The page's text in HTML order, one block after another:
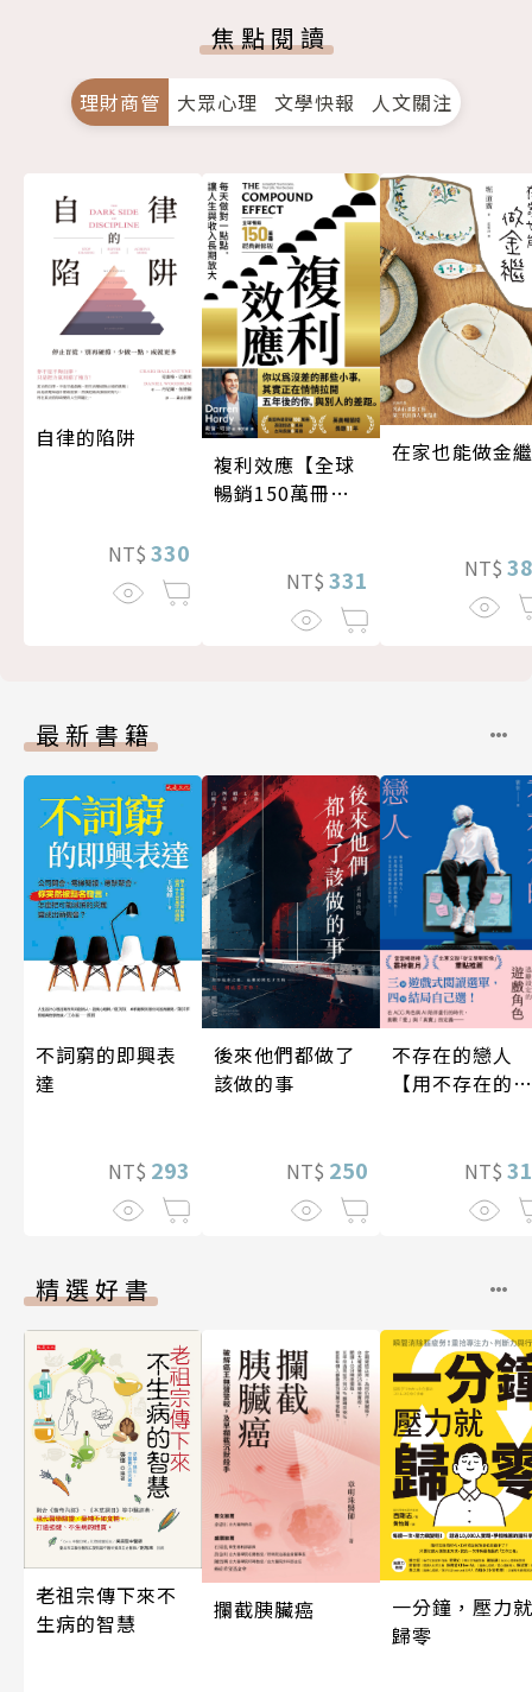
焦點閱讀
理財商管 大眾心理 文學快報 人文關注
自律的陷阱
NT$ 330
複利效應【全球
暢銷150萬冊・
NT$ 331
在家也能做金繼
NT$
最新書籍
不詞窮的即興表
達
NT$ 293
後來他們都做了
該做的事
NT$ 250
不存在的戀人
【用不存在的
NT$
精選好書
老祖宗傳下來不
生病的智慧
攔截胰臟癌
一分鐘，壓力就
歸零